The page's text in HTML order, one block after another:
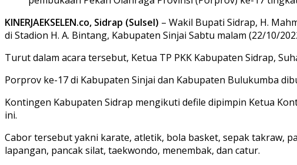
KINERJAEKSELEN.co, Sidrap (Sulsel) – Wakil Bupati Sidrap, H.
di Stadion H. A. Bintang, Kabupaten Sinjai Sabtu malam (22/10/
Turut dalam acara tersebut, Ketua TP PKK Kabupaten Sidrap,
Porprov ke-17 di Kabupaten Sinjai dan Kabupaten Bulukumba
Kontingen Kabupaten Sidrap mengikuti defile dipimpin Ketua
ini.
Cabor tersebut yakni karate, atletik, bola basket, sepak takraw,
lapangan, pancak silat, taekwondo, menembak, dan catur.